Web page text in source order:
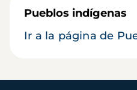
Pueblos indígenas
Ir a la página de